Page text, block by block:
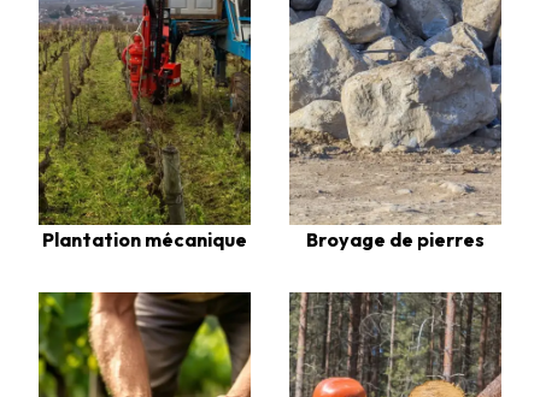
Plantation mécanique Broyage de pierres